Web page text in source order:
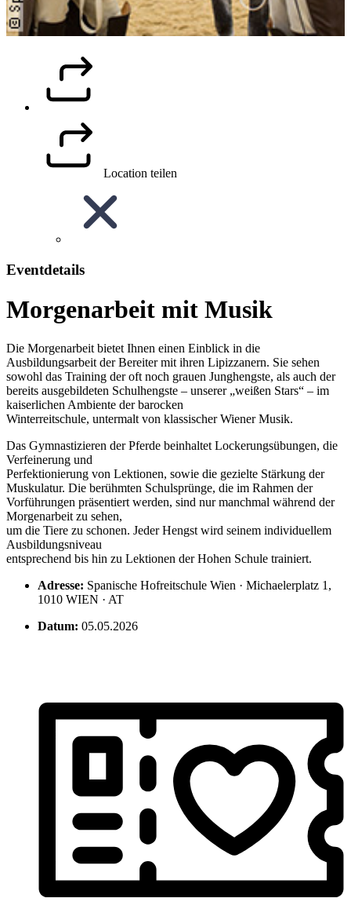
Location teilen
Eventdetails
Morgenarbeit mit Musik
Die Morgenarbeit bietet Ihnen einen Einblick in die
Ausbildungsarbeit der Bereiter mit ihren Lipizzanern. Sie sehen
sowohl das Training der oft noch grauen Junghengste, als auch der
bereits ausgebildeten Schulhengste – unserer „weißen Stars“ – im
kaiserlichen Ambiente der barocken
Winterreitschule, untermalt von klassischer Wiener Musik.
Das Gymnastizieren der Pferde beinhaltet Lockerungsübungen, die
Verfeinerung und
Perfektionierung von Lektionen, sowie die gezielte Stärkung der
Muskulatur. Die berühmten Schulsprünge, die im Rahmen der
Vorführungen präsentiert werden, sind nur manchmal während der
Morgenarbeit zu sehen,
um die Tiere zu schonen. Jeder Hengst wird seinem individuellem
Ausbildungsniveau
entsprechend bis hin zu Lektionen der Hohen Schule trainiert.
Adresse: Spanische Hofreitschule Wien · Michaelerplatz 1,
1010 WIEN · AT
Datum: 05.05.2026